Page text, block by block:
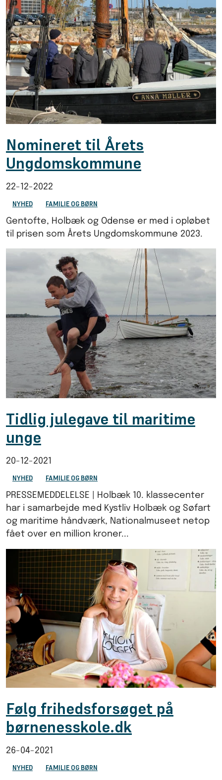
Nomineret til Årets
Ungdomskommune
22-12-2022
NYHED FAMILIE OG BØRN
Gentofte, Holbæk og Odense er med i opløbet
til prisen som Årets Ungdomskommune 2023.
Tidlig julegave til maritime
unge
20-12-2021
NYHED FAMILIE OG BØRN
PRESSEMEDDELELSE | Holbæk 10. klassecenter
har i samarbejde med Kystliv Holbæk og Søfart
og maritime håndværk, Nationalmuseet netop
fået over en million kroner...
Følg frihedsforsøget på
børnenesskole.dk
26-04-2021
NYHED FAMILIE OG BØRN